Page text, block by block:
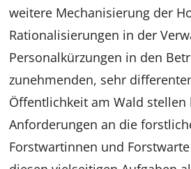
weitere Mechanisierung der
Rationalisierungen in der
Personalkürzungen in den
zunehmenden, sehr
Öffentlichkeit am Wald stellen
Anforderungen an die
Forstwartinnen und